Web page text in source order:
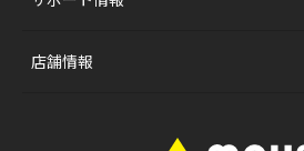
店舗情報